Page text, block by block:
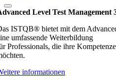
Level Test Management
ISTQB® bietet mit dem
umfassende Weiterbildung
Professionals, die ihre
informationen